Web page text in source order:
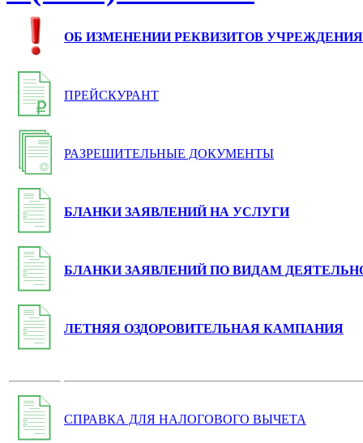
ОБ ИЗМЕНЕНИИ РЕКВИЗИТОВ УЧРЕЖДЕНИЯ
ПРЕЙСКУРАНТ
РАЗРЕШИТЕЛЬНЫЕ ДОКУМЕНТЫ
БЛАНКИ ЗАЯВЛЕНИЙ НА УСЛУГИ
БЛАНКИ ЗАЯВЛЕНИЙ ПО ВИДАМ
ЛЕТНЯЯ ОЗДОРОВИТЕЛЬНАЯ КАМПАНИЯ
СПРАВКА ДЛЯ НАЛОГОВОГО ВЫЧЕТА